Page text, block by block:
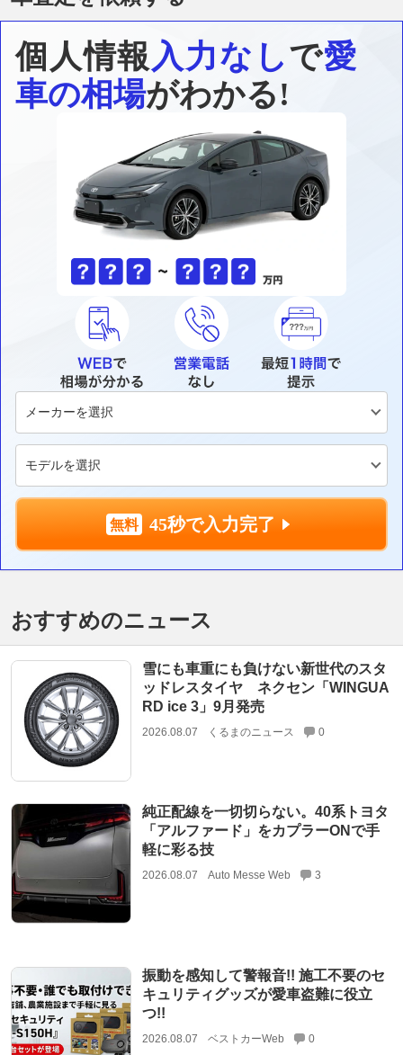
個人情報入力なしで愛
車の相場がわかる!
45秒で入力完了
おすすめのニュース
雪にも車重にも負けない新世代のスタ
ッドレスタイヤ ネクセン「WINGUA
RD ice 3」9月発売
2026.08.07 くるまのニュース 0
純正配線を一切切らない。40系トヨタ
「アルファード」をカプラーONで手
軽に彩る技
2026.08.07 Auto Messe Web 3
振動を感知して警報音!! 施工不要のセ
キュリティグッズが愛車盗難に役立
つ!!
2026.08.07 ベストカーWeb 0